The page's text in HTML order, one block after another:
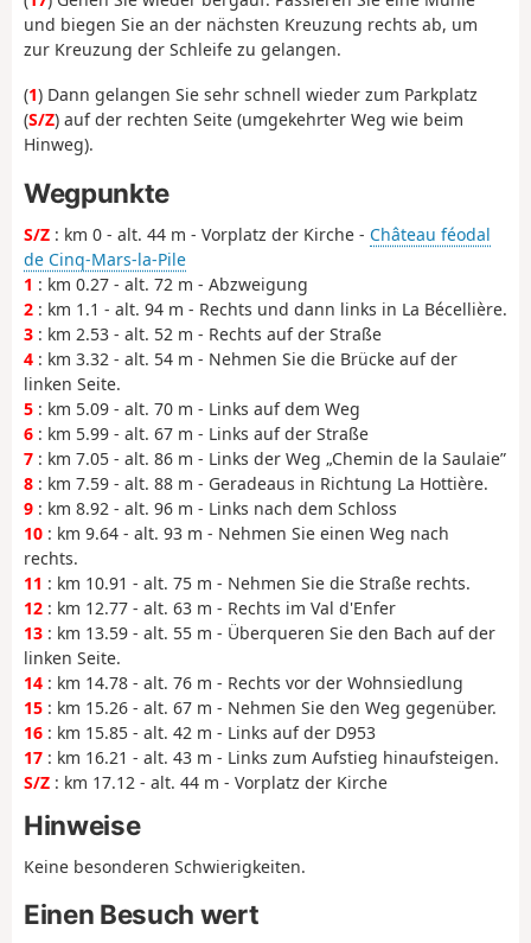
und biegen Sie an der nächsten Kreuzung rechts ab, um
zur Kreuzung der Schleife zu gelangen.
(1) Dann gelangen Sie sehr schnell wieder zum Parkplatz
(S/Z) auf der rechten Seite (umgekehrter Weg wie beim
Hinweg).
Wegpunkte
S/Z : km 0 - alt. 44 m - Vorplatz der Kirche - Château féodal
de Cinq-Mars-la-Pile
1 : km 0.27 - alt. 72 m - Abzweigung
2 : km 1.1 - alt. 94 m - Rechts und dann links in La Bécellière.
3 : km 2.53 - alt. 52 m - Rechts auf der Straße
4 : km 3.32 - alt. 54 m - Nehmen Sie die Brücke auf der
linken Seite.
5 : km 5.09 - alt. 70 m - Links auf dem Weg
6 : km 5.99 - alt. 67 m - Links auf der Straße
7 : km 7.05 - alt. 86 m - Links der Weg „Chemin de la Saulaie”
8 : km 7.59 - alt. 88 m - Geradeaus in Richtung La Hottière.
9 : km 8.92 - alt. 96 m - Links nach dem Schloss
10 : km 9.64 - alt. 93 m - Nehmen Sie einen Weg nach
rechts.
11 : km 10.91 - alt. 75 m - Nehmen Sie die Straße rechts.
12 : km 12.77 - alt. 63 m - Rechts im Val d'Enfer
13 : km 13.59 - alt. 55 m - Überqueren Sie den Bach auf der
linken Seite.
14 : km 14.78 - alt. 76 m - Rechts vor der Wohnsiedlung
15 : km 15.26 - alt. 67 m - Nehmen Sie den Weg gegenüber.
16 : km 15.85 - alt. 42 m - Links auf der D953
17 : km 16.21 - alt. 43 m - Links zum Aufstieg hinaufsteigen.
S/Z : km 17.12 - alt. 44 m - Vorplatz der Kirche
Hinweise
Keine besonderen Schwierigkeiten.
Einen Besuch wert